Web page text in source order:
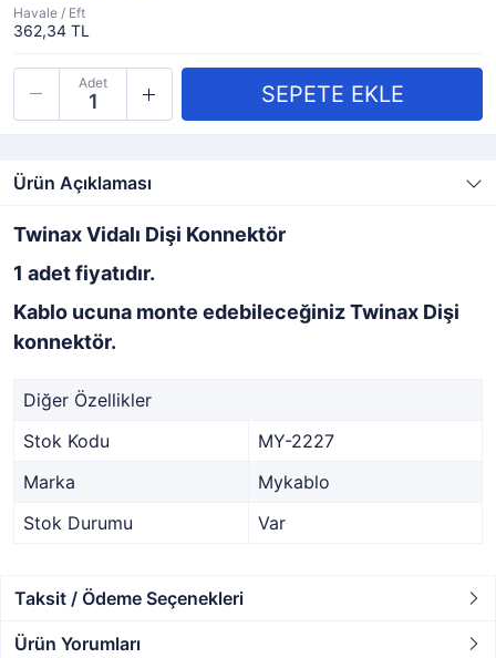
Havale / Eft
362,34 TL
Adet
Ürün Açıklaması
Twinax Vidalı Dişi Konnektör
1 adet fiyatıdır.
Kablo ucuna monte edebileceğiniz Twinax Dişi
konnektör.
Diğer Özellikler
Stok Kodu
MY-2227
Marka
Mykablo
Stok Durumu
Var
Taksit / Ödeme Seçenekleri
Ürün Yorumları